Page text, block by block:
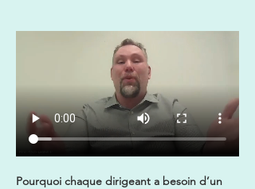
Pourquoi chaque dirigeant a besoin d’un